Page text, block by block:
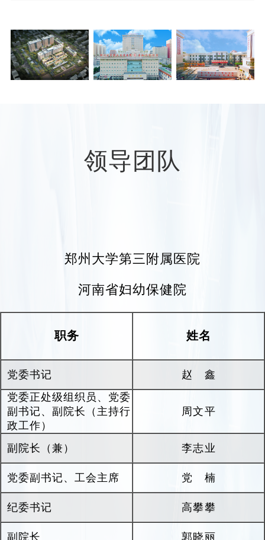
准确，交通便利，环境幽雅。占地面积近300亩，
分为院本部（郑州市二七区康复前街7号、54
号）、东院区（河南省郑州市中牟县广成街60
号）。编制床位2800张，目前开放床位2250张。
名，柔性引进高层次人才49名，包括国家级高层
次人才13名。享受国务院及省政府特殊津贴专
研平台、成熟的科研队伍，科研产出丰硕。“十四
五”期间，年度科研项目立项经费从800万元增至
5000万元以上，累计获批国家自然科学基金项目
重点专项课题2项、省部级重大项目17
高水平SCI论文600余篇（含中科院一区文章近50
成果奖励68项，包括河南省科学技术进步奖二等
奖8项、中国妇幼健康科学技术奖一等奖1项。
作为郑州大学神经科学研究院依托单位，医院
通过整合郑州大学神经科学与行为学科相关研究
团队，凝练六个研究方向及学科带头人，推进神
经科学与行为学学科，促进临床神经专科能力建
设。2026年1月，郑州大学神经科学与行为学学科
领导团队
郑州大学第三附属医院
河南省妇幼保健院
职务 姓名
党委书记
赵鑫
党委正处级组织员、党委
副书记、副院长（主持行
政工作）
周文平
副院长（兼） 李志业
党委副书记、工会主席 党 楠
纪委书记 高攀攀
副院长 郭晓丽